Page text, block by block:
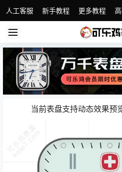
人工客服 新手教程 更多教程
当前表盘支持动态效果